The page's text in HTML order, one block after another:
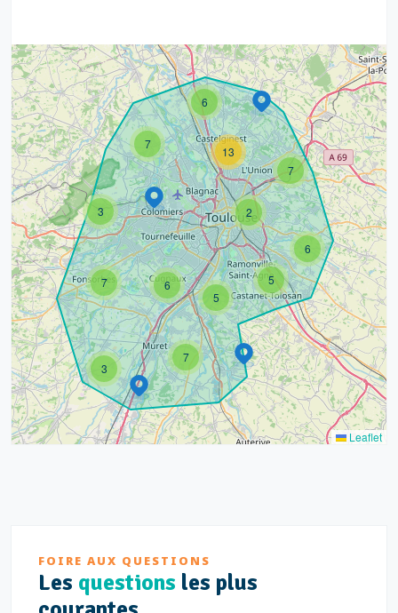
3
3
7
5
6
7
2
7
5
6
7
6
13
Leaflet
FOIRE AUX QUESTIONS
Les questions les plus